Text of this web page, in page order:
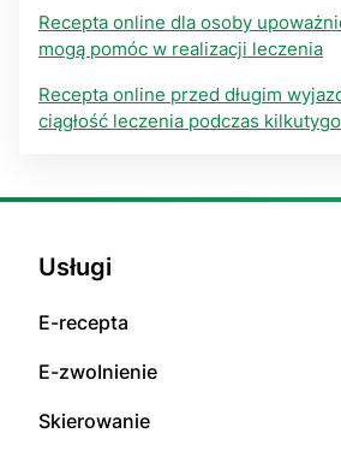
Recepta online dla osoby
mogą pomóc w realizacji leczenia
Recepta online przed długim
ciągłość leczenia podczas
Usługi
E-rесерta
E-zwоInіenіе
Skierowanie